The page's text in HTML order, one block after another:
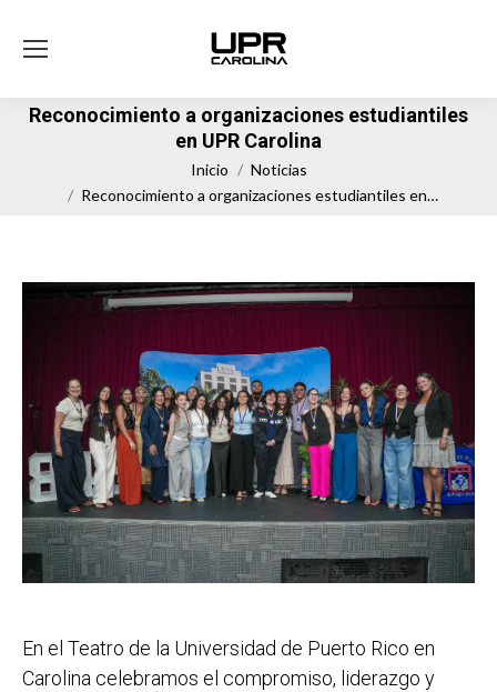
Reconocimiento a organizaciones estudiantiles
en UPR Carolina
Inicio
Noticias
Reconocimiento a organizaciones estudiantiles en…
En el Teatro de la Universidad de Puerto Rico en
Carolina celebramos el compromiso, liderazgo y